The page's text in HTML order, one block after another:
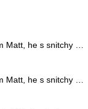
Matt, he s snitchy …
Matt, he s snitchy …